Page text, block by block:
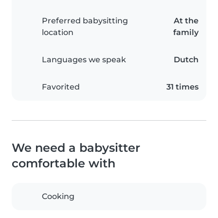
Preferred babysitting
location
At the
family
Languages we speak Dutch
Favorited 31 times
We need a babysitter
comfortable with
Cooking